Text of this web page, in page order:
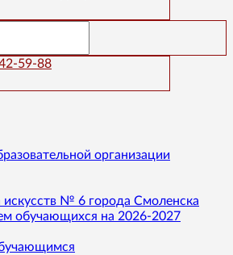
59-88
организации
№ 6 города Смоленска
обучающихся на 2026-2027